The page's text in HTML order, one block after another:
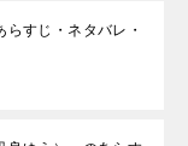
らすじ・ネタバレ・